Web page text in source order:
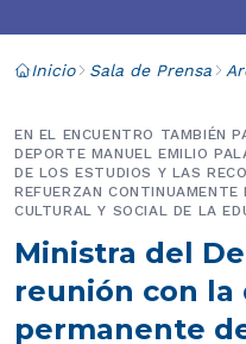
Inicio Sala de Prensa
Ministra del
reunión con la
permanente
EN EL ENCUENTRO TAMBIÉN
DEPORTE MANUEL EMILIO
DE LOS ESTUDIOS Y LAS
REFUERZAN
CULTURAL Y SOCIAL DE LA